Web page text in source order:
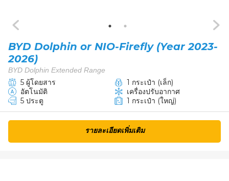
BYD Dolphin or NIO-Firefly (Year 2023-
2026)
BYD Dolphin Extended Range
5 ผู้โดยสาร
1 กระเป๋า (เล็ก)
อัตโนมัติ
เครื่องปรับอากาศ
5 ประตู
1 กระเป๋า (ใหญ่)
รายละเอียดเพิ่มเติม